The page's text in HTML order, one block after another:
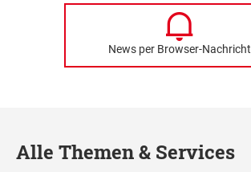
News per Browser-Nachricht
Alle Themen & Services